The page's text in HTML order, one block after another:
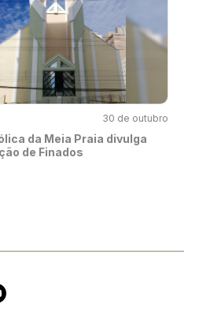
30 de outubro
da Meia Praia divulga
de Finados